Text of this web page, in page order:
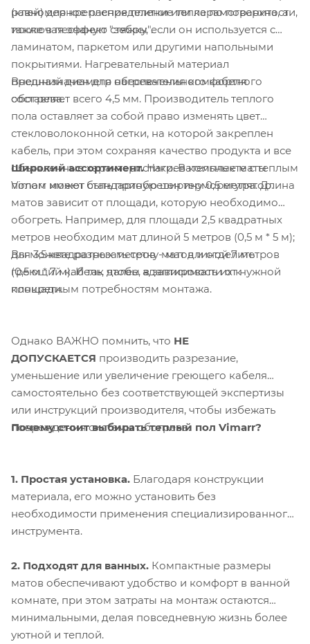
равномерное распределение тепла по поверхности,
исключая эффект "зебры".
(клей) для крепления плитки или керамогранита, а
также в песчаную стяжку, если он используется с
ламинатом, паркетом или другими напольными
покрытиями. Нагревательный материал
предназначен для обеспечения комфортного
обогрева.
Внешний диаметр нагревательного кабеля
составляет всего 4,5 мм. Производитель теплого
пола оставляет за собой право изменять цвет
стекловолоконной сетки, на которой закреплен
кабель, при этом сохраняя качество продукта и все
объявленные характеристики. В комплекте с теплым
полом может быть приобретен терморегулятор.
Широкий ассортимент.Нагревательные маты
Vimarr имеют стандартную ширину 0,5 метра. Длина
матов зависит от площади, которую необходимо
обогреть. Например, для площади 2,5 квадратных
метров необходим мат длиной 5 метров (0,5 м * 5 м);
для 3,5 квадратных метров - мат длиной 7 метров
(0,5 м * 7 м). И так далее, в зависимости от нужной
площади.
Вы можете разрезать сетку матов и отделить
греющий кабель, чтобы адаптировать их к
конкретным потребностям монтажа.
Однако ВАЖНО помнить, что НЕ
ДОПУСКАЕТСЯ производить разрезание,
уменьшение или увеличение греющего кабеля
самостоятельно без соответствующей экспертизы
или инструкций производителя, чтобы избежать
повреждения системы обогрева.
Почему стоит выбирать теплый пол Vimarr?
1. Простая установка. Благодаря конструкции
материала, его можно установить без
необходимости применения специализированного
инструмента.
2. Подходят для ванных. Компактные размеры
матов обеспечивают удобство и комфорт в ванной
комнате, при этом затраты на монтаж остаются
минимальными, делая повседневную жизнь более
уютной и теплой.